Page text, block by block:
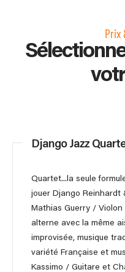
Prix
Django Jazz
Quartet...la seule
jouer Django Reinhardt
Mathias Guerry / Violon
alterne avec la même
improvisée, musique
variété Française et
Kassimo / Guitare et